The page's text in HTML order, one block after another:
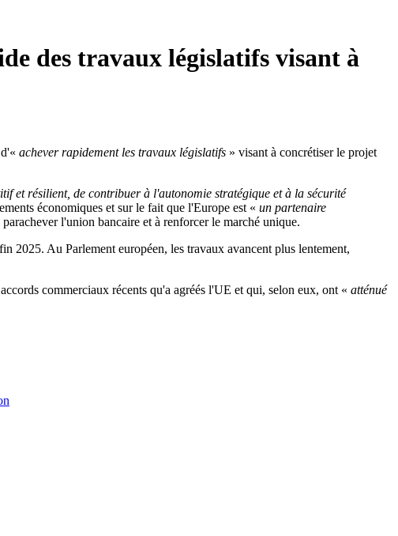
des travaux législatifs visant à
achever rapidement les travaux législatifs » visant à concrétiser le projet
et résilient, de contribuer à l'autonomie stratégique et à la sécurité
économiques et sur le fait que l'Europe est « un partenaire
l'union bancaire et à renforcer le marché unique.
2025. Au Parlement européen, les travaux avancent plus lentement,
commerciaux récents qu'a agréés l'UE et qui, selon eux, ont « atténué